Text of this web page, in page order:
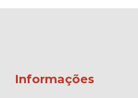
Informações